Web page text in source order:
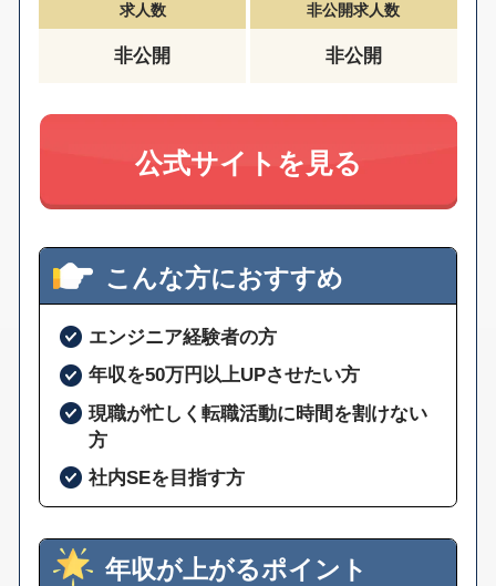
求人数
非公開
非公開求人数
非公開
公式サイトを見る
こんな方におすすめ
エンジニア経験者の方
年収を50万円以上UPさせたい方
現職が忙しく転職活動に時間を割けない
方
社内SEを目指す方
年収が上がるポイント